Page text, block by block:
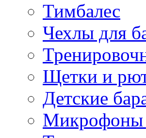
Тимбалес
Чехлы для
Щетки и
Детские
Микрофоны